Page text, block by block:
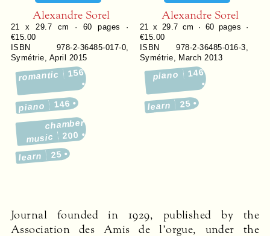
Alexandre Sorel
21 x 29.7 cm · 60 pages ·
€15.00
ISBN 978-2-36485-017-0,
Symétrie, April 2015
romantic 156
piano 146
chamber
music 200
learn 25
Alexandre Sorel
21 x 29.7 cm · 60 pages ·
€15.00
ISBN 978-2-36485-016-3,
Symétrie, March 2013
piano 146
learn 25
Journal founded in 1929, published by the
Association des Amis de l’orgue, under the